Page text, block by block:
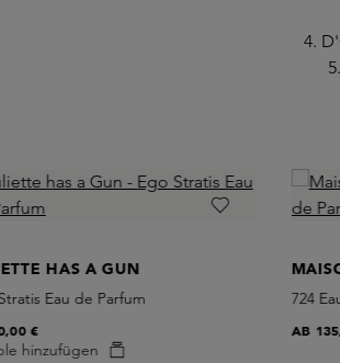
4.
product gallery
HAS A GUN
Eau de Parfum
hinzufügen
€
724
AB